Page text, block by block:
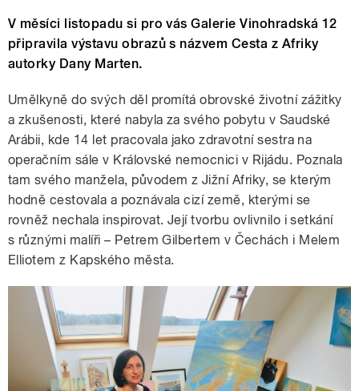
V měsíci listopadu si pro vás Galerie Vinohradská 12
připravila výstavu obrazů s názvem Cesta z Afriky
autorky Dany Marten.
Umělkyně do svých děl promítá obrovské životní zážitky
a zkušenosti, které nabyla za svého pobytu v Saudské
Arábii, kde 14 let pracovala jako zdravotní sestra na
operačním sále v Královské nemocnici v Rijádu. Poznala
tam svého manžela, původem z Jižní Afriky, se kterým
hodně cestovala a poznávala cizí země, kterými se
rovněž nechala inspirovat. Její tvorbu ovlivnilo i setkání
s různými malíři – Petrem Gilbertem v Čechách i Melem
Elliotem z Kapského města.